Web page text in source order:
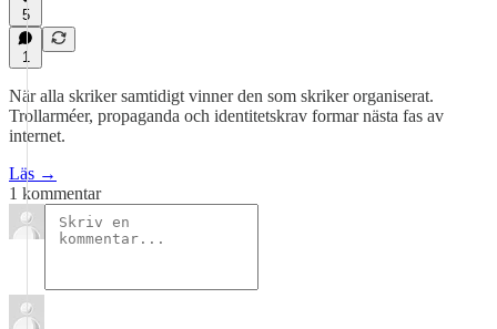
5
1
När alla skriker samtidigt vinner den som skriker organiserat.
Trollarméer, propaganda och identitetskrav formar nästa fas av
internet.
Läs →
1 kommentar